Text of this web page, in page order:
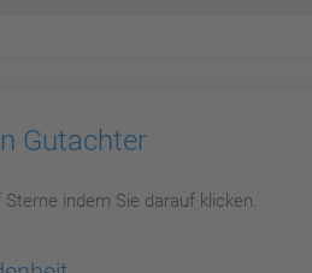
Gutachter
indem Sie darauf klicken.